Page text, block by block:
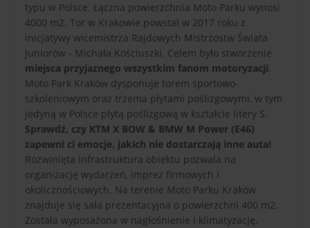
typu w Polsce. Łączna powierzchnia Moto Parku wynosi
4000 m2. Tor w Krakowie powstał w 2017 roku z
inicjatywy wicemistrza Rajdowych Mistrzostw Świata
Juniorów - Michała Kościuszki. Celem było stworzenie
miejsca przyjaznego wszystkim fanom motoryzacji.
Moto Park Kraków dysponuje torem sportowo-
szkoleniowym oraz trzema płytami poślizgowymi, w tym
jedyną w Polsce płytą poślizgową w kształcie litery S.
Sprawdź, czy KTM X BOW & BMW M Power (E46)
zapewni ci emocje, jakich nie dostarczają inne auta!
Rozwinięta infrastruktura obiektu pozwala na
organizację wydarzeń, imprez firmowych i
okolicznościowych. Na terenie Moto Parku Kraków
znajduje się sala prezentacyjna o powierzchni 400 m2.
Została wyposażona w nagłośnienie i klimatyzację,